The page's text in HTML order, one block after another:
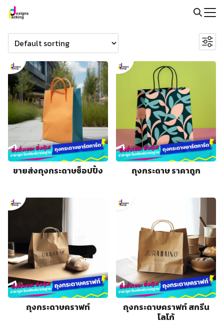
Skip
content
for:
for:
@packingdesigns
ขายส่งถุงกระดาษช็อปปิ้ง ถุงกระดาษ ราคาถูก
ถุงกระดาษคราฟท์
ถุงกระดาษคราฟท์ สกรีน
โลโก้